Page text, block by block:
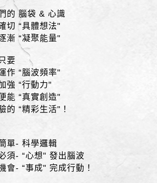
的 腦袋 & 心識
切 “具體想法"
漸 “凝聚能量"
要
作 “腦波頻率"
強 “行動力"
能 “真實創造"
的 “精彩生活"！
單- 科學邏輯
須- “心想" 發出腦波
會- “事成" 完成行動！